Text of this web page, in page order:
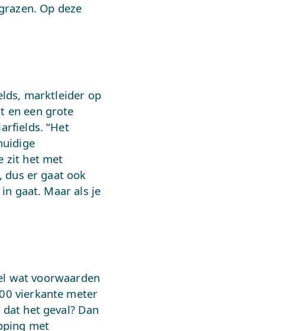
Op deze
marktleider op
en een grote
“Het
zit het met
dus er gaat ook
gaat. Maar als je
wat voorwaarden
vierkante meter
het geval? Dan
met